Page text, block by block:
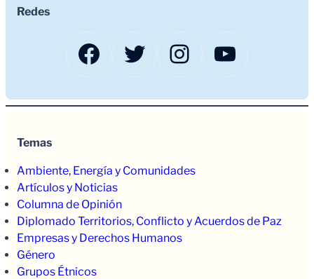
Redes
Facebook
TwitterInstagram
Temas
Ambiente, Energía y Comunidades
Artículos y Noticias
Columna de Opinión
Diplomado Territorios, Conflicto y Acuerdos de Paz
Empresas y Derechos Humanos
Género
Grupos Étnicos